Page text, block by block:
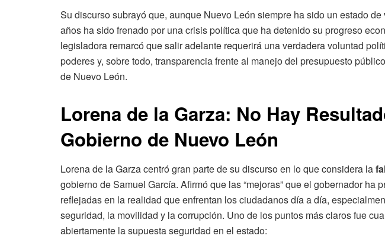
Su discurso subrayó que, aunque Nuevo León siempre ha sido un estado
años ha sido frenado por una crisis política que ha detenido su progreso
legisladora remarcó que salir adelante requerirá una verdadera voluntad
poderes y, sobre todo, transparencia frente al manejo del presupuesto
de Nuevo León.
Lorena de la Garza: No Hay
Gobierno de Nuevo León
Lorena de la Garza centró gran parte de su discurso en lo que considera la
gobierno de Samuel García. Afirmó que las “mejoras” que el gobernador ha
reflejadas en la realidad que enfrentan los ciudadanos día a día,
seguridad, la movilidad y la corrupción. Uno de los puntos más claros fue
abiertamente la supuesta seguridad en el estado: